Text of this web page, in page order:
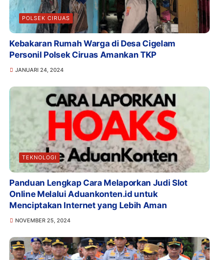
POLSEK CIRUAS
Kebakaran Rumah Warga di Desa Cigelam
Personil Polsek Ciruas Amankan TKP
JANUARI 24, 2024
TEKNOLOGI
Panduan Lengkap Cara Melaporkan Judi Slot
Online Melalui Aduankonten.id untuk
Menciptakan Internet yang Lebih Aman
NOVEMBER 25, 2024